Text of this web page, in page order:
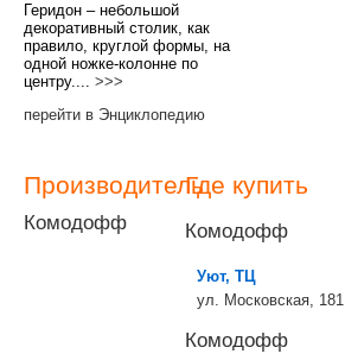
Геридон – небольшой
декоративный столик, как
правило, круглой формы, на
одной ножке-колонне по
центру.... >>>
перейти в Энциклопедию
Производитель
Комодофф
Где купить
Комодофф
Уют, ТЦ
ул. Московская, 181
Комодофф